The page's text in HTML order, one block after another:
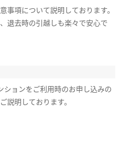
事項について説明しております。
退去時の引越しも楽々で安心で
ションをご利用時のお申し込みの
説明しております。